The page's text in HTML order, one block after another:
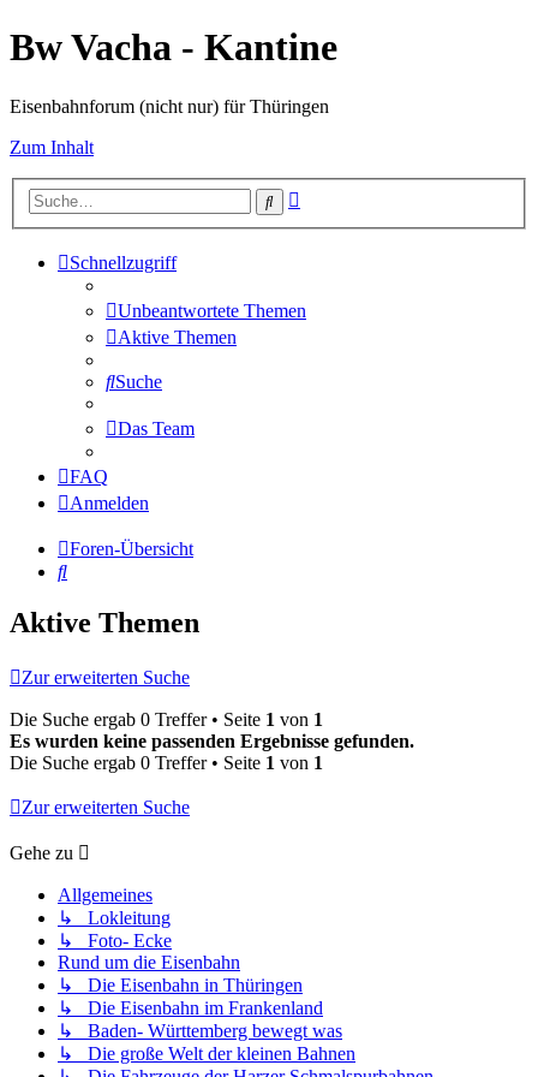
Bw Vacha - Kantine
Eisenbahnforum (nicht nur) für Thüringen
Zum Inhalt
Suche
Schnellzugriff
Unbeantwortete Themen
Aktive Themen
Suche
Das Team
FAQ
Anmelden
Foren-Übersicht
Suche
Aktive Themen
Zur erweiterten Suche
Die Suche ergab 0 Treffer • Seite 1 von 1
Es wurden keine passenden Ergebnisse gefunden.
Die Suche ergab 0 Treffer • Seite 1 von 1
Zur erweiterten Suche
Gehe zu
Allgemeines
↳ Lokleitung
↳ Foto- Ecke
Rund um die Eisenbahn
↳ Die Eisenbahn in Thüringen
↳ Die Eisenbahn im Frankenland
↳ Baden- Württemberg bewegt was
↳ Die große Welt der kleinen Bahnen